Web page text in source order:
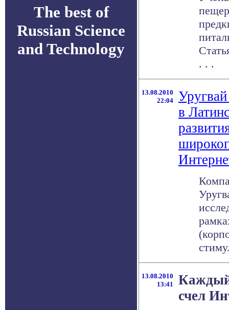
The best of
Russian Science
and Technology
. . .
13.08.2010
22:04
в
13.08.2010
13:41
счел